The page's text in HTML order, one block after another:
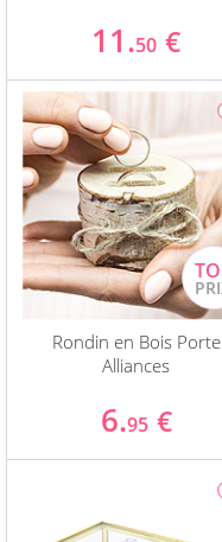
11.50 €
Rondin en Bois Porte
Alliances
6.95 €